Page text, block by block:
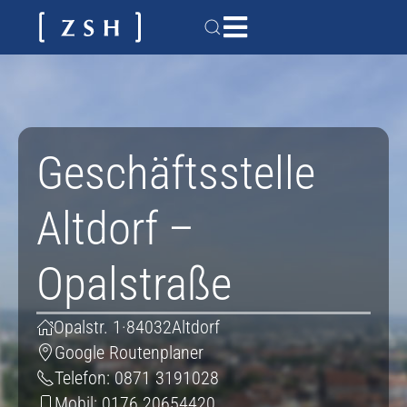
Geschäftsstelle
Altdorf –
Opalstraße
Opalstr. 1 ·84032Altdorf
Google Routenplaner
Telefon:0871 3191028